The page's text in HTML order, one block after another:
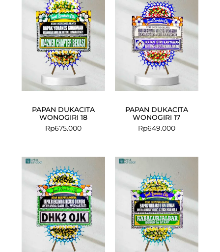
PAPAN DUKACITA
WONOGIRI 18
Rp675.000
PAPAN DUKACITA
WONOGIRI 17
Rp649.000